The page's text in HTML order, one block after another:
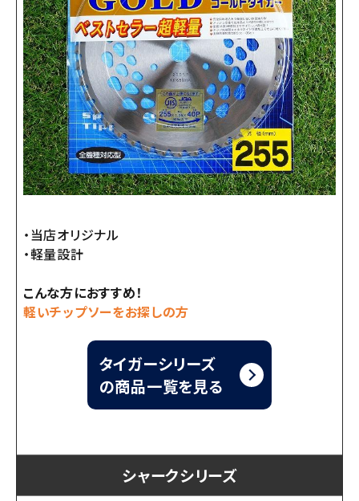
・当店オリジナル
・軽量設計
こんな方におすすめ！
軽いチップソーをお探しの方
タイガーシリーズ
の商品一覧を見る
シャークシリーズ